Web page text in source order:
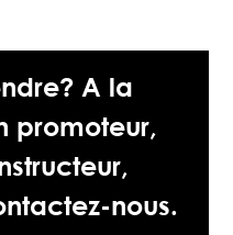
A la
promoteur,
nous.